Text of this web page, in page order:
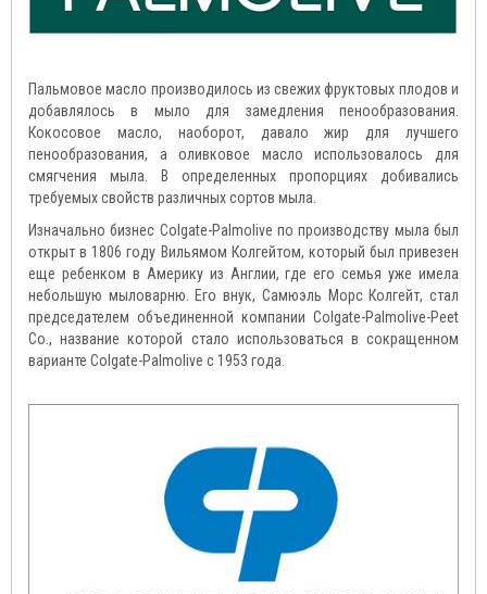
Пальмовое масло производилось из свежих фруктовых плодов и
добавлялось в мыло для замедления пенообразования.
Кокосовое масло, наоборот, давало жир для лучшего
пенообразования, а оливковое масло использовалось для
смягчения мыла. В определенных пропорциях добивались
требуемых свойств различных сортов мыла.
Изначально бизнес Colgate-Palmolive по производству мыла был
открыт в 1806 году Вильямом Колгейтом, который был привезен
еще ребенком в Америку из Англии, где его семья уже имела
небольшую мыловарню. Его внук, Самюэль Морс Колгейт, стал
председателем объединенной компании Colgate-Palmolive-Peet
Co., название которой стало использоваться в сокращенном
варианте Colgate-Palmolive с 1953 года.